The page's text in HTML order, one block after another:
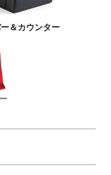
＆カウンター